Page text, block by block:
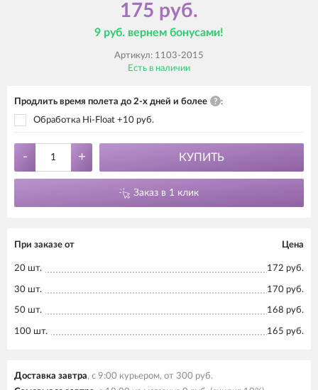
175 руб.
9 руб. вернем бонусами!
Артикул: 1103-2015
Есть в наличии
Продлить время полета до 2-х дней и более ? :
Обработка Hi-Float +10 руб.
- + КУПИТЬ
Заказ в 1 клик
При заказе от Цена
20 шт. 172 руб.
30 шт. 170 руб.
50 шт. 168 руб.
100 шт. 165 руб.
Доставка завтра, с 9:00 курьером, от 300 руб.